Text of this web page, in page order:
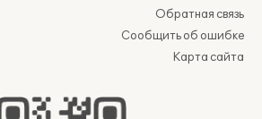
Обратная связь
Сообщить об ошибке
Карта сайта